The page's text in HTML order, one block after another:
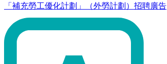
「補充勞工優化計劃」（外勞計劃）招聘廣告